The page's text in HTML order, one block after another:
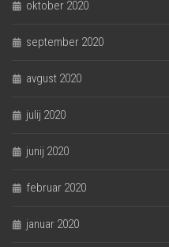
oktober 2020
september 2020
avgust 2020
julij 2020
junij 2020
februar 2020
januar 2020